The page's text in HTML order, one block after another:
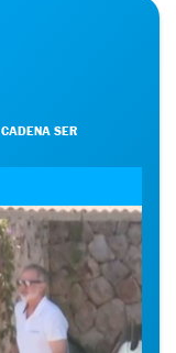
CADENA SER